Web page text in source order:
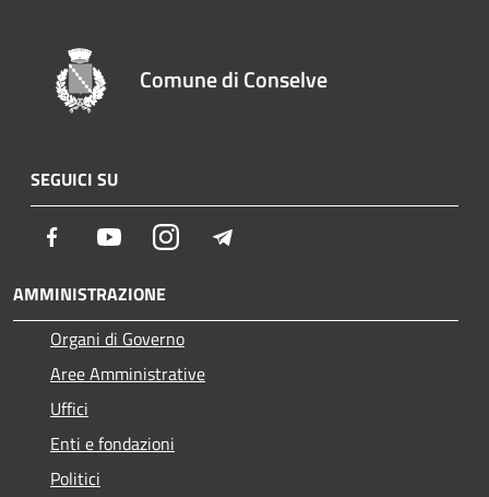
Comune di Conselve
SEGUICI SU
Facebook YoutubeInstagram
AMMINISTRAZIONE
Organi di Governo
Aree Amministrative
Uffici
Enti e fondazioni
Politici